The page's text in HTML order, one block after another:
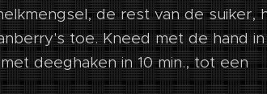
de rest van de suiker,
toe. Kneed met de hand in
deeghaken in 10 min., tot een